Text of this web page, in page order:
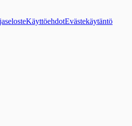
KäyttöehdotEvästekäytäntö